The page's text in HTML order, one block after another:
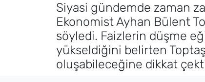
Siyasi gündemde zaman
Ekonomist Ayhan Bülent
söyledi. Faizlerin düşme
yükseldiğini belirten
oluşabileceğine dikkat